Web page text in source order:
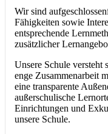
Wir sind
Fähigkeiten sowie
entsprechende
zusätzlicher
Unsere Schule versteht
enge Zusammenarbeit
eine transparente
außerschulische
Einrichtungen und
unsere Schule.